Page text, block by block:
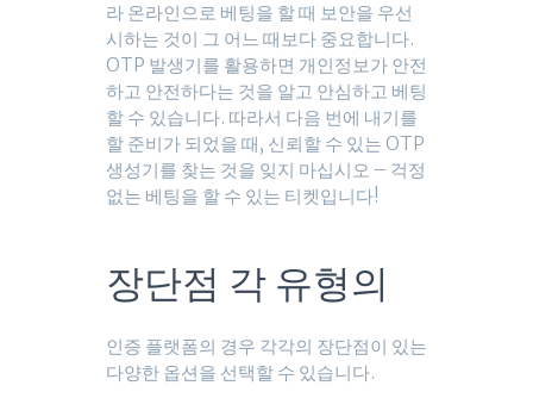
라 온라인으로 베팅을 할 때 보안을 우선
시하는 것이 그 어느 때보다 중요합니다.
OTP 발생기를 활용하면 개인정보가 안전
하고 안전하다는 것을 알고 안심하고 베팅
할 수 있습니다. 따라서 다음 번에 내기를
할 준비가 되었을 때, 신뢰할 수 있는 OTP
생성기를 찾는 것을 잊지 마십시오 – 걱정
없는 베팅을 할 수 있는 티켓입니다!
장단점 각 유형의
인증 플랫폼의 경우 각각의 장단점이 있는
다양한 옵션을 선택할 수 있습니다.